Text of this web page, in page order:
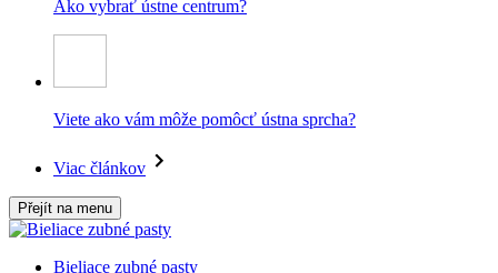
Ako vybrať ústne centrum?
Viete ako vám môže pomôcť ústna sprcha?
Viac článkov
Přejít na menu
Bieliace zubné pasty